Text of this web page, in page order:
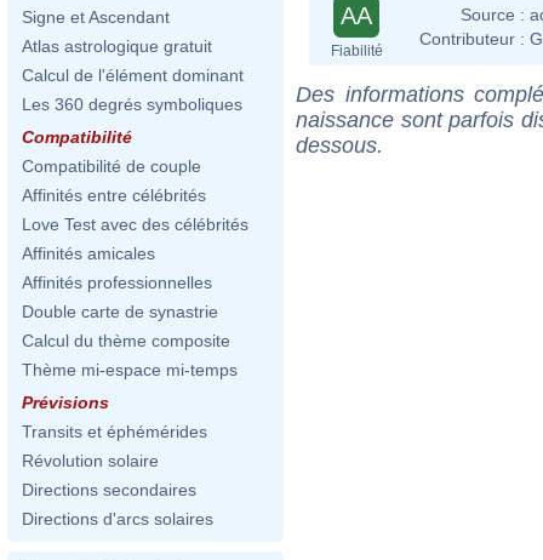
Signe et Ascendant
Atlas astrologique gratuit
Calcul de l'élément dominant
Les 360 degrés symboliques
Compatibilité
Compatibilité de couple
Affinités entre célébrités
Love Test avec des célébrités
Affinités amicales
Affinités professionnelles
Double carte de synastrie
Calcul du thème composite
Thème mi-espace mi-temps
Prévisions
Transits et éphémérides
Révolution solaire
Directions secondaires
Directions d'arcs solaires
AA
Fiabilité
Source :
Contributeur :
Des informations
naissance sont parfois
dessous.